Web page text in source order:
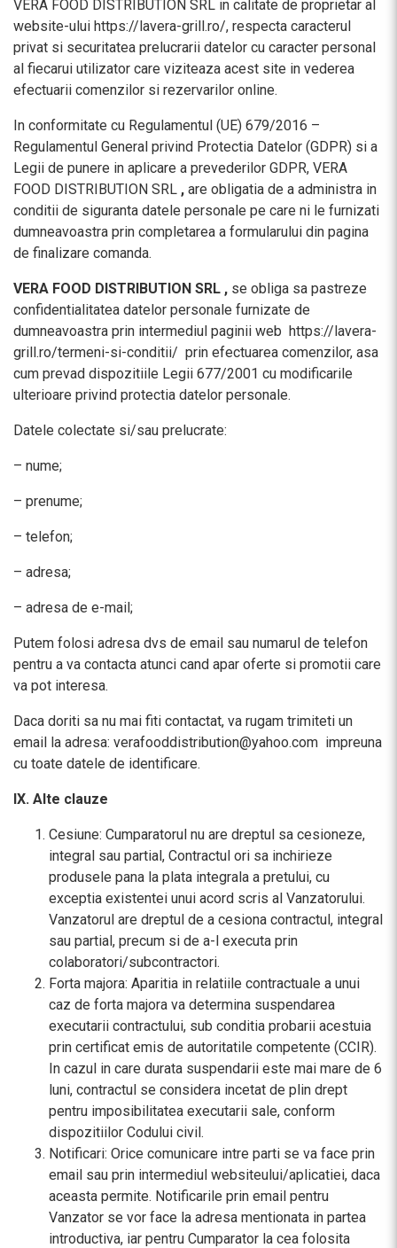
VERA FOOD DISTRIBUTION SRL in calitate de proprietar al
website-ului https://lavera-grill.ro/, respecta caracterul
privat si securitatea prelucrarii datelor cu caracter personal
al fiecarui utilizator care viziteaza acest site in vederea
efectuarii comenzilor si rezervarilor online.
In conformitate cu Regulamentul (UE) 679/2016 –
Regulamentul General privind Protectia Datelor (GDPR) si a
Legii de punere in aplicare a prevederilor GDPR, VERA
FOOD DISTRIBUTION SRL , are obligatia de a administra in
conditii de siguranta datele personale pe care ni le furnizati
dumneavoastra prin completarea a formularului din pagina
de finalizare comanda.
VERA FOOD DISTRIBUTION SRL , se obliga sa pastreze
confidentialitatea datelor personale furnizate de
dumneavoastra prin intermediul paginii web https://lavera-
grill.ro/termeni-si-conditii/ prin efectuarea comenzilor, asa
cum prevad dispozitiile Legii 677/2001 cu modificarile
ulterioare privind protectia datelor personale.
Datele colectate si/sau prelucrate:
– nume;
– prenume;
– telefon;
– adresa;
– adresa de e-mail;
Putem folosi adresa dvs de email sau numarul de telefon
pentru a va contacta atunci cand apar oferte si promotii care
va pot interesa.
Daca doriti sa nu mai fiti contactat, va rugam trimiteti un
email la adresa: verafooddistribution@yahoo.com impreuna
cu toate datele de identificare.
IX. Alte clauze
Cesiune: Cumparatorul nu are dreptul sa cesioneze,
integral sau partial, Contractul ori sa inchirieze
produsele pana la plata integrala a pretului, cu
exceptia existentei unui acord scris al Vanzatorului.
Vanzatorul are dreptul de a cesiona contractul, integral
sau partial, precum si de a-l executa prin
colaboratori/subcontractori.
Forta majora: Aparitia in relatiile contractuale a unui
caz de forta majora va determina suspendarea
executarii contractului, sub conditia probarii acestuia
prin certificat emis de autoritatile competente (CCIR).
In cazul in care durata suspendarii este mai mare de 6
luni, contractul se considera incetat de plin drept
pentru imposibilitatea executarii sale, conform
dispozitiilor Codului civil.
Notificari: Orice comunicare intre parti se va face prin
email sau prin intermediul websiteului/aplicatiei, daca
aceasta permite. Notificarile prin email pentru
Vanzator se vor face la adresa mentionata in partea
introductiva, iar pentru Cumparator la cea folosita